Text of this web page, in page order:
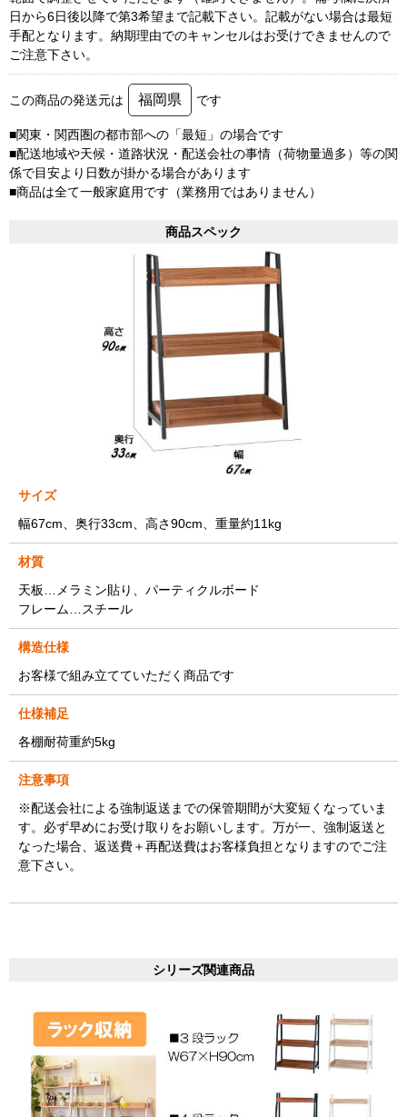
日から6日後以降で第3希望まで記載下さい。記載がない場合は最短
手配となります。納期理由でのキャンセルはお受けできませんので
ご注意下さい。
この商品の発送元は 福岡県 です
■関東・関西圏の都市部への「最短」の場合です
■配送地域や天候・道路状況・配送会社の事情（荷物量過多）等の関
係で目安より日数が掛かる場合があります
■商品は全て一般家庭用です（業務用ではありません）
商品スペック
サイズ
幅67cm、奥行33cm、高さ90cm、重量約11kg
材質
天板…メラミン貼り、パーティクルボード
フレーム…スチール
構造仕様
お客様で組み立てていただく商品です
仕様補足
各棚耐荷重約5kg
注意事項
※配送会社による強制返送までの保管期間が大変短くなっていま
す。必ず早めにお受け取りをお願いします。万が一、強制返送と
なった場合、返送費＋再配送費はお客様負担となりますのでご注
意下さい。
シリーズ関連商品